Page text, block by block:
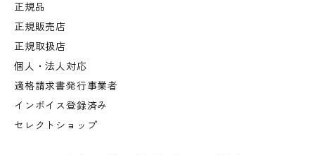
正規品
正規販売店
正規取扱店
個人・法人対応
適格請求書発行事業者
インボイス登録済み
セレクトショップ